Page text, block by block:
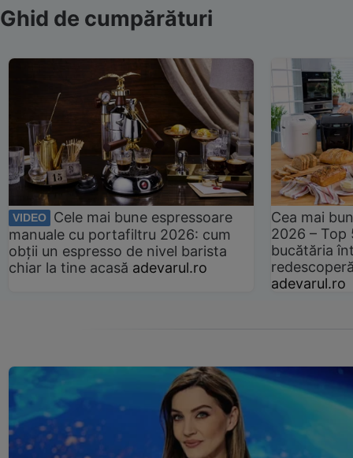
Ghid de cumpărături
VIDEO
Cele mai bune espressoare
manuale cu portafiltru 2026: cum
obții un espresso de nivel barista
chiar la tine acasă adevarul.ro
Cea mai
2026 –
bucătăria
adevarul.ro